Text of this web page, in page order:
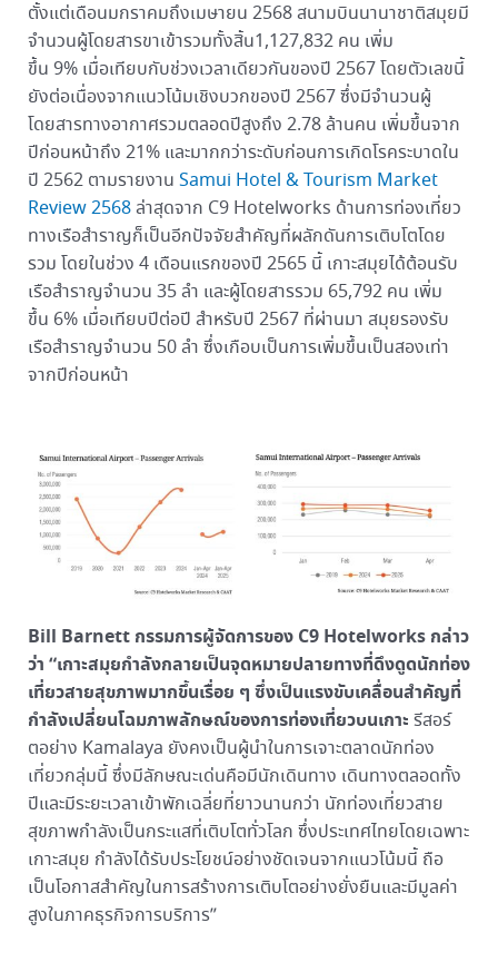
ตั้งแต่เดือนมกราคมถึงเมษายน 2568 สนามบินนานาชาติสมุยมี
จำนวนผู้โดยสารขาเข้ารวมทั้งสิ้น1,127,832 คน เพิ่ม
ขึ้น 9% เมื่อเทียบกับช่วงเวลาเดียวกันของปี 2567 โดยตัวเลขนี้
ยังต่อเนื่องจากแนวโน้มเชิงบวกของปี 2567 ซึ่งมีจำนวนผู้
โดยสารทางอากาศรวมตลอดปีสูงถึง 2.78 ล้านคน เพิ่มขึ้นจาก
ปีก่อนหน้าถึง 21% และมากกว่าระดับก่อนการเกิดโรคระบาดใน
ปี 2562 ตามรายงาน Samui Hotel & Tourism Market
Review 2568ล่าสุดจาก C9 Hotelworks ด้านการท่องเที่ยว
ทางเรือสำราญก็เป็นอีกปัจจัยสำคัญที่ผลักดันการเติบโตโดย
รวม โดยในช่วง 4 เดือนแรกของปี 2565 นี้ เกาะสมุยได้ต้อนรับ
เรือสำราญจำนวน 35 ลำ และผู้โดยสารรวม 65,792 คน เพิ่ม
ขึ้น 6% เมื่อเทียบปีต่อปี สำหรับปี 2567 ที่ผ่านมา สมุยรองรับ
เรือสำราญจำนวน 50 ลำ ซึ่งเกือบเป็นการเพิ่มขึ้นเป็นสองเท่า
จากปีก่อนหน้า
Bill Barnett กรรมการผู้จัดการของ C9 Hotelworks กล่าว
ว่า “เกาะสมุยกำลังกลายเป็นจุดหมายปลายทางที่ดึงดูดนักท่อง
เที่ยวสายสุขภาพมากขึ้นเรื่อย ๆ ซึ่งเป็นแรงขับเคลื่อนสำคัญที่
กำลังเปลี่ยนโฉมภาพลักษณ์ของการท่องเที่ยวบนเกาะ รีสอร์
ตอย่าง Kamalaya ยังคงเป็นผู้นำในการเจาะตลาดนักท่อง
เที่ยวกลุ่มนี้ ซึ่งมีลักษณะเด่นคือมีนักเดินทาง เดินทางตลอดทั้ง
ปีและมีระยะเวลาเข้าพักเฉลี่ยที่ยาวนานกว่า นักท่องเที่ยวสาย
สุขภาพกำลังเป็นกระแสที่เติบโตทั่วโลก ซึ่งประเทศไทยโดยเฉพาะ
เกาะสมุย กำลังได้รับประโยชน์อย่างชัดเจนจากแนวโน้มนี้ ถือ
เป็นโอกาสสำคัญในการสร้างการเติบโตอย่างยั่งยืนและมีมูลค่า
สูงในภาคธุรกิจการบริการ”